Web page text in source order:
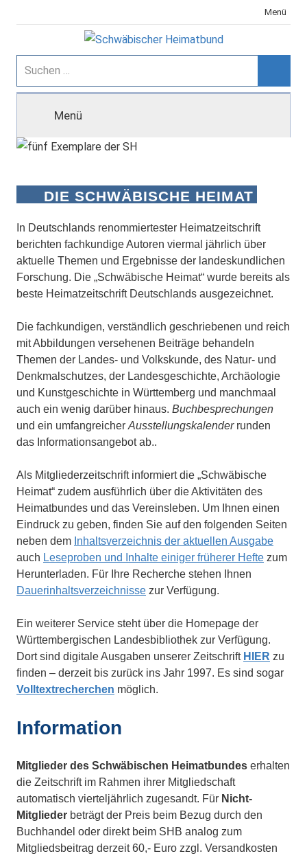
Inhalt
Menü
Schwäbischer
Heimatbund
Suchen
nach:
Menü
DIE SCHWÄBISCHE HEIMAT
In Deutschlands renommiertester Heimatzeitschrift
berichten fachkundige Autoren viermal jährlich über
aktuelle Themen und Ergebnisse der landeskundlichen
Forschung. Die „Schwäbische Heimat“ wurde bereits als
beste Heimatzeitschrift Deutschlands ausgezeichnet.
Die fachkundigen, verständlich geschriebenen und reich
mit Abbildungen versehenen Beiträge behandeln
Themen der Landes- und Volkskunde, des Natur- und
Denkmalschutzes, der Landesgeschichte, Archäologie
und Kunstgeschichte in Württemberg und manchmaal
auch ein wenig darüber hinaus. Buchbesprechungen
und ein umfangreicher Ausstellungskalenderrunden
das Informationsangebot ab..
Als Mitgliederzeitschrift informiert die „Schwäbische
Heimat“ zudem ausführlich über die Aktivitäten des
Heimatbundes und das Vereinsleben. Um Ihnen einen
Eindruck zu geben, finden Sie auf den folgenden Seiten
neben dem Inhaltsverzeichnis der aktuellen Ausgabe
auch Leseproben und Inhalte einiger früherer Hefte zum
Herunterladen. Für Ihre Recherche stehen Ihnen
Dauerinhaltsverzeichnisse zur Verfügung.
Ein weiterer Service steht über die Homepage der
Württembergischen Landesbibliothek zur Verfügung.
Dort sind digitale Ausgaben unserer Zeitschrift HIER zu
finden – derzeit bis zurück ins Jahr 1997. Es sind sogar
Volltextrecherchen möglich.
Information
Mitglieder des Schwäbischen Heimatbundes erhalten
die Zeitschrift im Rahmen ihrer Mitgliedschaft
automatisch vierteljährlich zugesandt. Für Nicht-
Mitglieder beträgt der Preis beim Bezug durch den
Buchhandel oder direkt beim SHB analog zum
Mitgliedsbeitrag derzeit 60,- Euro zzgl. Versandkosten